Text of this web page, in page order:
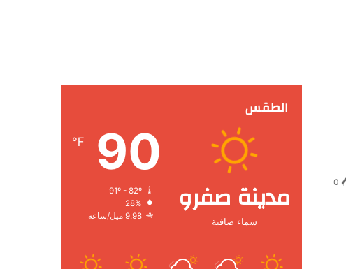
0
الطقس
مدينة صفرو
سماء صافية
90
℉
28%
9.98 ميل/ساعة